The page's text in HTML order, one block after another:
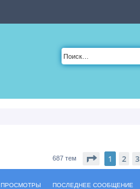
687 тем Страница1
1 2 3
ПРОСМОТРЫ ПОСЛЕДНЕЕ СООБЩЕНИЕ